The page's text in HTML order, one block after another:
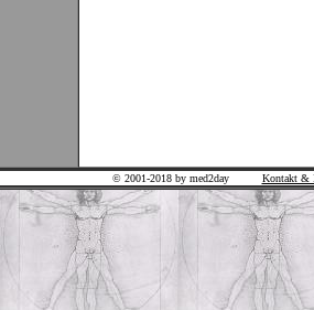
© 2001-2018 by med2day Kontakt &